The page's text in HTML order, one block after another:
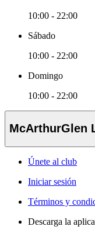
10:00 - 22:00
Sábado
10:00 - 22:00
Domingo
10:00 - 22:00
McArthurGlen
Únete al club
Iniciar sesión
Términos y
Descarga la